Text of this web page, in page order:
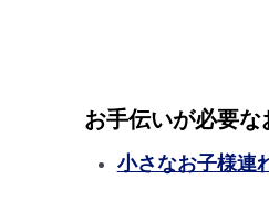
お手伝いが必要な
小さなお子様連